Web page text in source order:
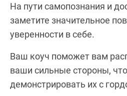
На пути самопознания и
заметите значительное
уверенности в себе.
Ваш коуч поможет вам
ваши сильные стороны,
демонстрировать их с